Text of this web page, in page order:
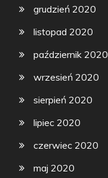
grudzień 2020
listopad 2020
październik 2020
wrzesień 2020
sierpień 2020
lipiec 2020
czerwiec 2020
maj 2020